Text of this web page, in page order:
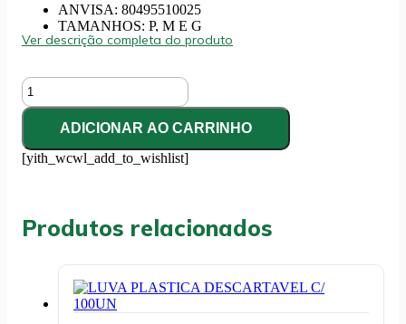
ANVISA: 80495510025
TAMANHOS: P, M E G
Ver descrição completa do produto
LUVA
LATEX
PROCEDIMENTO
G
C/
quantidade
ADICIONAR AO CARRINHO
[yith_wcwl_add_to_wishlist]
Produtos relacionados